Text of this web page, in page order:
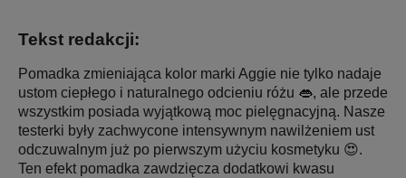
Tekst redakcji:
Pomadka zmieniająca kolor marki Aggie nie tylko nadaje
ustom ciepłego i naturalnego odcieniu różu 👄, ale przede
wszystkim posiada wyjątkową moc pielęgnacyjną. Nasze
testerki były zachwycone intensywnym nawilżeniem ust
odczuwalnym już po pierwszym użyciu kosmetyku 😍.
Ten efekt pomadka zawdzięcza dodatkowi kwasu